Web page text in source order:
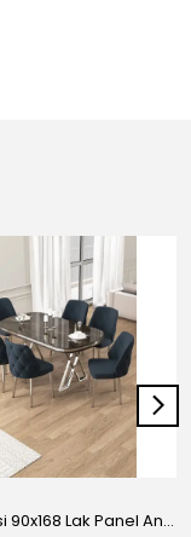
Afe Serisi 90x168 Lak Panel Antrasit İroni Masa ve 6 Sandalye Krom Kaplama Ayak